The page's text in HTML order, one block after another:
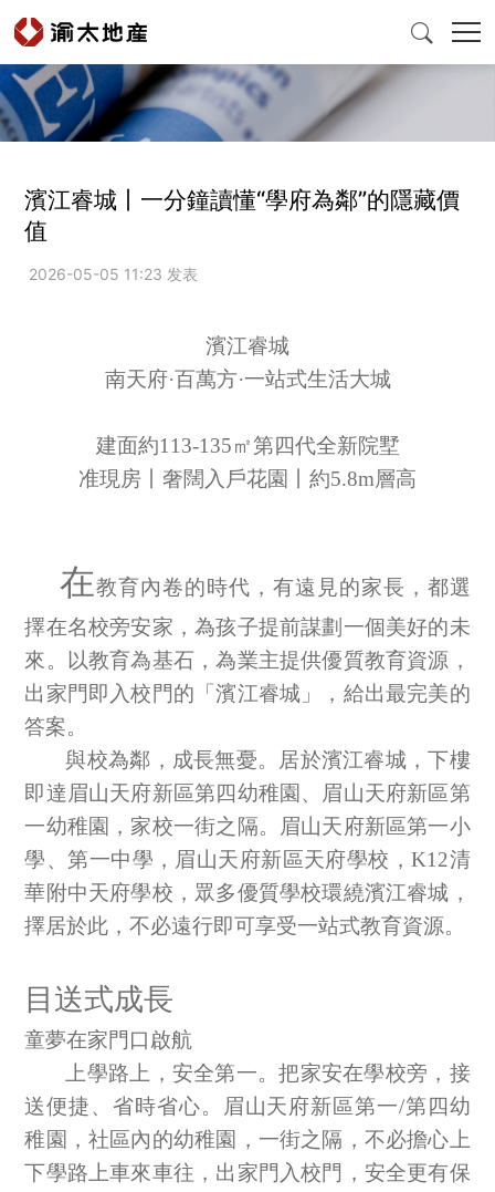

產品與服務
新聞中心
投資者關係
關於渝太
合作商平臺
BD合作矩陣
 中文 EN JP
 登录您的帐户
濱江睿城丨一分鐘讀懂“學府為鄰”的隱藏價
值
2026-05-05 11:23 发表
濱江睿城
南天府·百萬方·一站式生活大城
建面約113-135㎡第四代全新院墅
准現房丨奢闊入戶花園丨約5.8m層高
在教育內卷的時代，有遠見的家長，都選
擇在名校旁安家，為孩子提前謀劃一個美好的未
來。以教育為基石，為業主提供優質教育資源，
出家門即入校門的「濱江睿城」，給出最完美的
答案。
與校為鄰，成長無憂。居於濱江睿城，下樓
即達 眉山天府新區第四幼稚園、眉山天府新區第
一幼稚園 ，家校一街之隔。
眉山天府新區第一小
學、第一中學，眉山天府新區天府學校，K12清
華附中天府學校 ，眾多優質學校環繞濱江睿城，
擇居於此，不必遠行即可享受一站式教育資源。
目送式成長
童夢在家門口啟航
上學路上，安全第一。把家安在學校旁，接
送便捷、省時省心。眉山天府新區第一/第四幼
稚園，社區內的幼稚園，一街之隔，不必擔心上
下學路上車來車往，出家門入校門，安全更有保